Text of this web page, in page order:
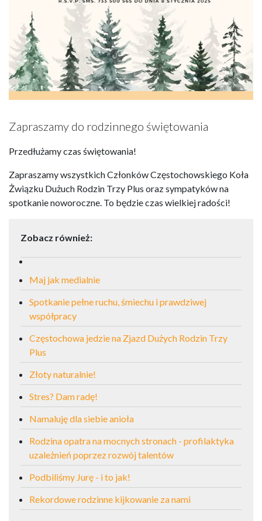
Zapraszamy do rodzinnego świętowania
Przedłużamy czas świętowania!
Zapraszamy wszystkich Członków Częstochowskiego Koła
Żwiązku Dużuch Rodzin Trzy Plus oraz sympatyków na
spotkanie noworoczne. To będzie czas wielkiej radości!
Zobacz również:
Maj jak medialnie
Spotkanie pełne ruchu, śmiechu i prawdziwej
współpracy
Częstochowa jedzie na Zjazd Dużych Rodzin Trzy
Plus
Złoty naturalnie!
Stres? Dam radę!
Namaluję dla siebie anioła
Rodzina opatra na mocnych stronach - profilaktyka
uzależnień poprzez rozwój talentów
Podbiliśmy Jurę - i to jak!
Rekordowe rodzinne kijkowanie za nami